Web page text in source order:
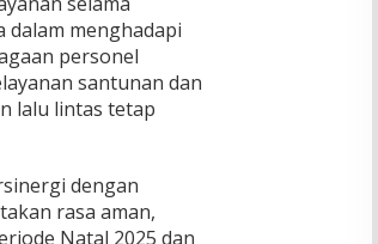
dalam menghadapi
personel
santunan dan
lalu lintas tetap
dengan
rasa aman,
Natal 2025 dan